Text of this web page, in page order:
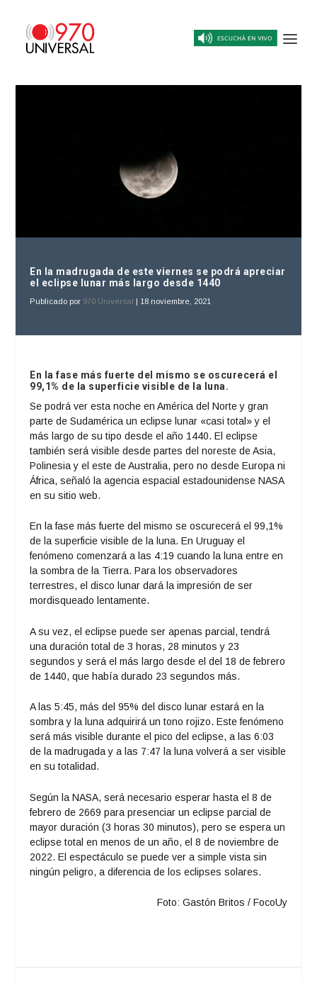
En la madrugada de este viernes se podrá apreciar
el eclipse lunar más largo desde 1440
Publicado por 970 Universal | 18 noviembre, 2021
En la fase más fuerte del mismo se oscurecerá el
99,1% de la superficie visible de la luna.
Se podrá ver esta noche en América del Norte y gran
parte de Sudamérica un eclipse lunar «casi total» y el
más largo de su tipo desde el año 1440. El eclipse
también será visible desde partes del noreste de Asia,
Polinesia y el este de Australia, pero no desde Europa ni
África, señaló la agencia espacial estadounidense NASA
en su sitio web.
En la fase más fuerte del mismo se oscurecerá el 99,1%
de la superficie visible de la luna. En Uruguay el
fenómeno comenzará a las 4:19 cuando la luna entre en
la sombra de la Tierra. Para los observadores
terrestres, el disco lunar dará la impresión de ser
mordisqueado lentamente.
A su vez, el eclipse puede ser apenas parcial, tendrá
una duración total de 3 horas, 28 minutos y 23
segundos y será el más largo desde el del 18 de febrero
de 1440, que había durado 23 segundos más.
A las 5:45, más del 95% del disco lunar estará en la
sombra y la luna adquirirá un tono rojizo. Este fenómeno
será más visible durante el pico del eclipse, a las 6:03
de la madrugada y a las 7:47 la luna volverá a ser visible
en su totalidad.
Según la NASA, será necesario esperar hasta el 8 de
febrero de 2669 para presenciar un eclipse parcial de
mayor duración (3 horas 30 minutos), pero se espera un
eclipse total en menos de un año, el 8 de noviembre de
2022. El espectáculo se puede ver a simple vista sin
ningún peligro, a diferencia de los eclipses solares.
Foto: Gastón Britos / FocoUy